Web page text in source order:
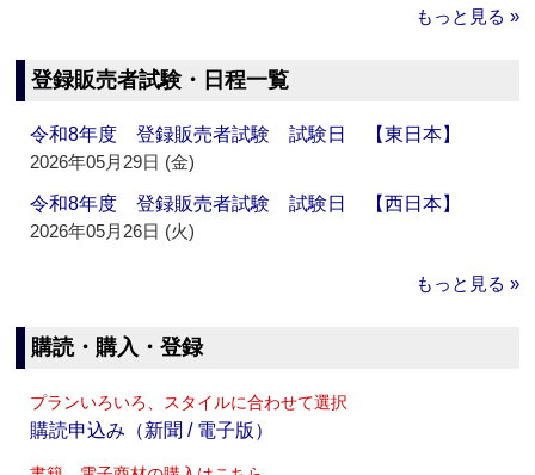
もっと見る »
登録販売者試験・日程一覧
令和8年度 登録販売者試験 試験日 【東日本】
2026年05月29日 (金)
令和8年度 登録販売者試験 試験日 【西日本】
2026年05月26日 (火)
もっと見る »
購読・購入・登録
プランいろいろ、スタイルに合わせて選択
購読申込み（新聞 / 電子版）